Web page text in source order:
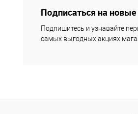
Купить в 1 клик
К
сравнению
В наличии
Подписаться на новые
Подпишитесь и узнавайте
самых выгодных акциях